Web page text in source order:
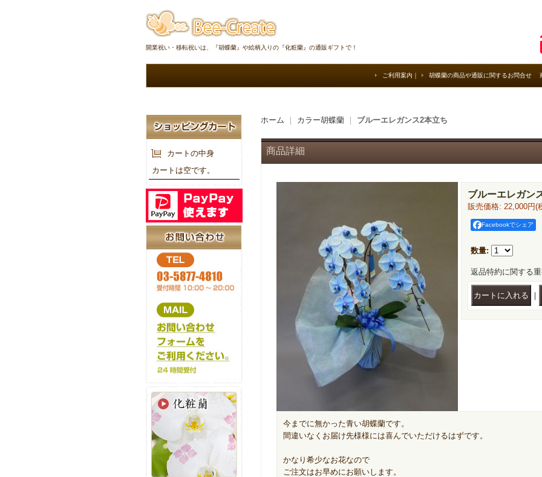
開業祝い・移転祝いは、『胡蝶蘭』や絵柄入りの『化粧蘭』の通販ギフトで！
ご利用案内 ｜ 胡蝶蘭の商品や通販に関するお問合せ
カートの中身
カートは空です。
ホーム カラー胡蝶蘭 ブルーエレガンス2本立ち
商品詳細
ブルーエレガン
販売価格: 22,000円(
Facebookでシェア
数量:
返品特約に関する
｜
今までに無かった青い胡蝶蘭です。
間違いなくお届け先様様には喜んでいただけるはずです。
かなり希少なお花なので
ご注文はお早めにお願いします。